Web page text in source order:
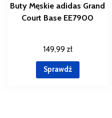
Buty Męskie adidas Grand
Court Base EE7900
149,99 zł
Sprawdź